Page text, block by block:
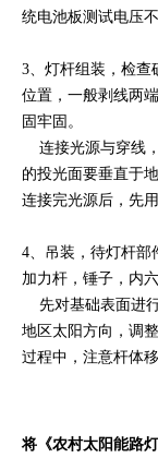
统电池板测试电压
3、灯杆组装，检查
位置，一般剥线两
固牢固。
连接光源与穿线
的投光面要垂直于
连接完光源后，先
4、吊装，待灯杆部
加力杆，锤子，内
先对基础表面进
地区太阳方向，调
过程中，注意杆体
将《农村太阳能路